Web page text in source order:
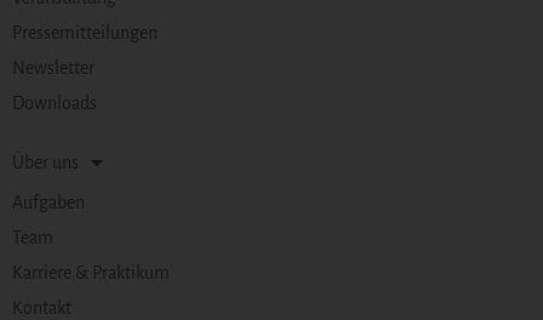
Pressemitteilungen
Newsletter
Downloads
Über uns
Aufgaben
Team
Karriere & Praktikum
Kontakt